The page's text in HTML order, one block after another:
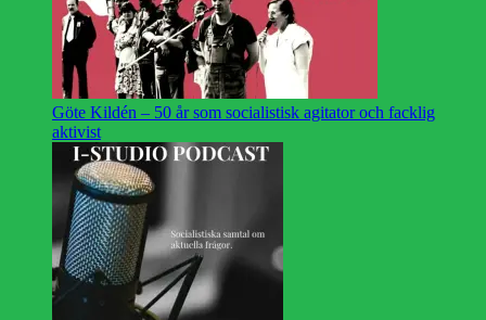
Göte Kildén – 50 år som socialistisk agitator och facklig
aktivist